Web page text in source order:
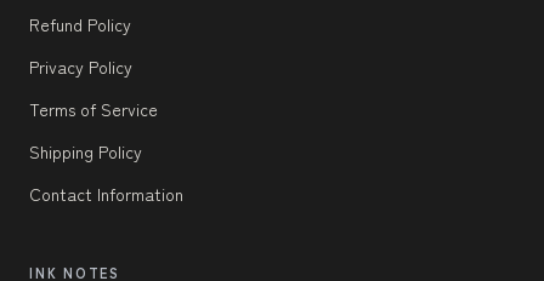
Refund Policy
Privacy Policy
Terms of Service
Shipping Policy
Contact Information
INK NOTES